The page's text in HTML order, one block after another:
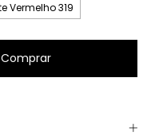
Vermelho 319